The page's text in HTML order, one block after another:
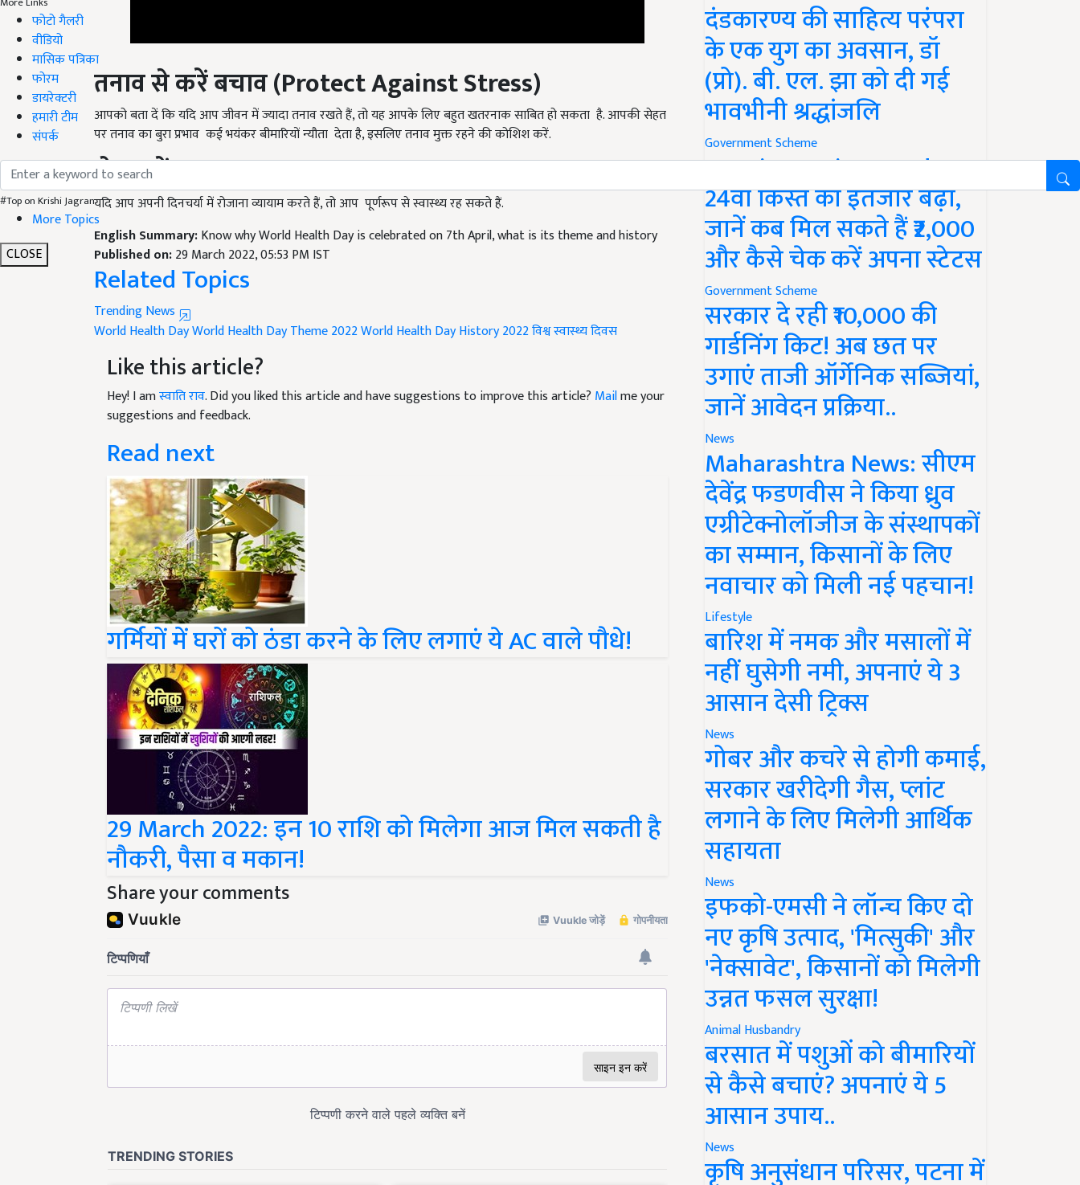
फोटो गैलरी
वीडियो
मासिक पत्रिका
फोरम
डायरेक्टरी
हमारी टीम
संपर्क
#Top on Krishi Jagran
More Topics
CLOSE
तनाव से करें बचाव(Protect Against Stress)
आपको बता दें कि यदि आप जीवन में ज्यादा तनाव रखते हैं, तो यह आपके लिए बहुत खतरनाक साबित हो सकता है. आपकी सेहत
पर तनाव का बुरा प्रभाव कई भयंकर बीमारियों न्यौता देता है, इसलिए तनाव मुक्त रहने की कोशिश करें.
रोज करें व्यायाम(Exercise Everyday)
यदि आप अपनी दिनचर्या में रोजाना व्यायाम करते हैं, तो आप पूर्णरूप से स्वास्थ्य रह सकते हैं.
English Summary:
Know why World Health Day is celebrated on 7th April, what is its theme and history
Published on:29 March 2022, 05:53 PM IST
Related Topics
Trending News
World Health Day
Like this article?
Hey! I amस्वाति राव. Did you liked this article and have suggestions to improve this article?
suggestions and feedback.
Read next
गर्मियों में घरों को ठंडा करने के लिए लगाएं ये AC वाले पौधे!
29 March 2022: इन 10 राशि को मिलेगा आज मिल सकती है
नौकरी, पैसा व मकान!
Share your comments
दंडकारण्य की साहित्य परंपरा
के एक युग का अवसान, डॉ
(प्रो). बी. एल. झा को दी गई
भावभीनी श्रद्धांजलि
Government Scheme
PM Kisan Yojana Update:
24वीं किस्त का इंतजार बढ़ा,
जानें कब मिल सकते हैं ₹2,000
और कैसे चेक करें अपना स्टेटस
Government Scheme
सरकार दे रही ₹10,000 की
गार्डनिंग किट! अब छत पर
उगाएं ताजी ऑर्गेनिक सब्जियां,
जानें आवेदन प्रक्रिया..
News
Maharashtra News: सीएम
देवेंद्र फडणवीस ने किया ध्रुव
एग्रीटेक्नोलॉजीज के संस्थापकों
का सम्मान, किसानों के लिए
नवाचार को मिली नई पहचान!
Lifestyle
बारिश में नमक और मसालों में
नहीं घुसेगी नमी, अपनाएं ये 3
आसान देसी ट्रिक्स
News
गोबर और कचरे से होगी कमाई,
सरकार खरीदेगी गैस, प्लांट
लगाने के लिए मिलेगी आर्थिक
सहायता
News
इफको-एमसी ने लॉन्च किए दो
नए कृषि उत्पाद, 'मित्सुकी' और
'नेक्सावेट', किसानों को मिलेगी
उन्नत फसल सुरक्षा!
Animal Husbandry
बरसात में पशुओं को बीमारियों
से कैसे बचाएं? अपनाएं ये 5
आसान उपाय..
News
कृषि अनुसंधान परिसर, पटना में